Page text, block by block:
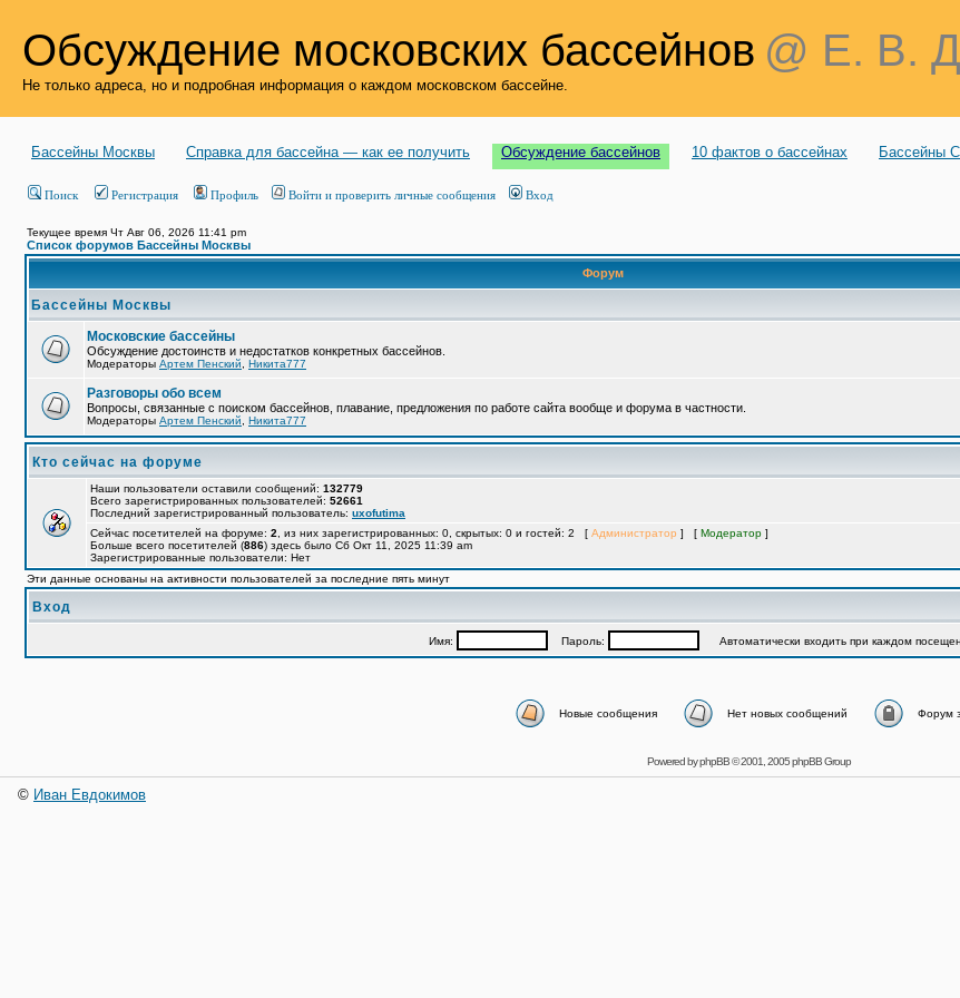
Обсуждение московских бассейнов @ Е. В.
Не только адреса, но и подробная информация о каждом московском бассейне.
Бассейны Москвы Справка для бассейна — как ее получить Обсуждение бассейнов 10 фактов о бассейнах Бассейны
Поиск Регистрация Профиль Войти и проверить личные сообщения Вход
Текущее время Чт Авг 06, 2026 11:41 pm
Список форумов Бассейны Москвы
Форум
Бассейны Москвы
Московские бассейны
Обсуждение достоинств и недостатков конкретных бассейнов.
Модераторы Артем Пенский Никита777
Разговоры обо всем
Вопросы, связанные с поиском бассейнов, плавание, предложения по работе сайта вообще и форума в частности.
Модераторы Артем Пенский Никита777
Кто сейчас на форуме
Наши пользователи оставили сообщений: 132779
Всего зарегистрированных пользователей: 52661
Последний зарегистрированный пользователь: uxofutima
Сейчас посетителей на форуме: 2 , из них зарегистрированных: 0, скрытых: 0 и гостей: 2 [ Администратор ] [ Модератор ]
Больше всего посетителей (886) здесь было Сб Окт 11, 2025 11:39 am
Зарегистрированные пользователи: Нет
Эти данные основаны на активности пользователей за последние пять минут
Вход
Имя: Пароль: Автоматически входить при каждом
Новые сообщения Нет новых сообщений Форум
Powered byphpBB© 2001, 2005 phpBB Group
© Иван Евдокимов